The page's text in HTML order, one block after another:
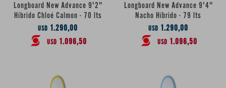
Longboard New Advance 9'2"
Híbrido Chloé Calmon - 70 lts
USD 1.290,00
USD 1.096,50
Longboard New Advance 9'4"
Nacho Híbrido - 79 lts
USD 1.290,00
USD 1.096,50